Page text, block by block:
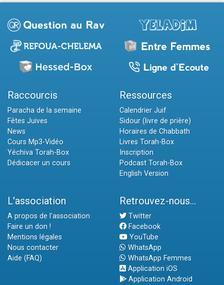
Raccourcis
Paracha de la semaine
Fêtes Juives
News
Cours Mp3-Vidéo
Yéchiva Torah-Box
Dédicacer un cours
Ressources
Calendrier Juif
Sidour (livre de prière)
Horaires de Chabbath
Livres Torah-Box
Inscription
Podcast Torah-Box
English Version
L'association
A propos de l'association
Faire un don !
Mentions légales
Nous contacter
Aide (FAQ)
Retrouvez-nous...
Twitter
Facebook
YouTube
WhatsApp
WhatsApp Femmes
Application iOS
Application Android